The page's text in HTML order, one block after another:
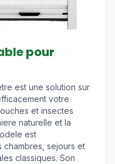
pour
est une solution sur
votre
et insectes
naturelle et la
est
chambres, sejours et
classiques. Son